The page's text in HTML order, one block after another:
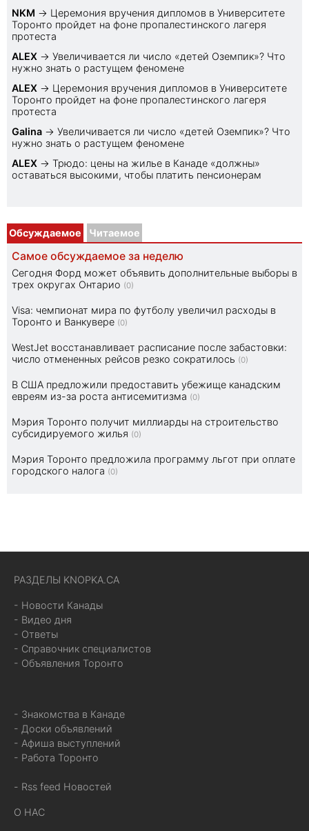
NKM → Церемония вручения дипломов в Университете
Торонто пройдет на фоне пропалестинского лагеря
протеста
ALEX → Увеличивается ли число «детей Оземпик»? Что
нужно знать о растущем феномене
ALEX → Церемония вручения дипломов в Университете
Торонто пройдет на фоне пропалестинского лагеря
протеста
Galina → Увеличивается ли число «детей Оземпик»? Что
нужно знать о растущем феномене
ALEX → Трюдо: цены на жилье в Канаде «должны»
оставаться высокими, чтобы платить пенсионерам
Обсуждаемое Читаемое
Самое обсуждаемое за неделю
Сегодня Форд может объявить дополнительные выборы в
трех округах Онтарио (0)
Visa: чемпионат мира по футболу увеличил расходы в
Торонто и Ванкувере (0)
WestJet восстанавливает расписание после забастовки:
число отмененных рейсов резко сократилось (0)
В США предложили предоставить убежище канадским
евреям из-за роста антисемитизма (0)
Мэрия Торонто получит миллиарды на строительство
субсидируемого жилья (0)
Мэрия Торонто предложила программу льгот при оплате
городского налога (0)
РАЗДЕЛЫ KNOPKA.CA
- Новости Канады
- Видео дня
- Ответы
- Справочник специалистов
- Объявления Торонто
- Знакомства в Канаде
- Доски объявлений
- Афиша выступлений
- Работа Торонто
- Rss feed Новостей
О НАС